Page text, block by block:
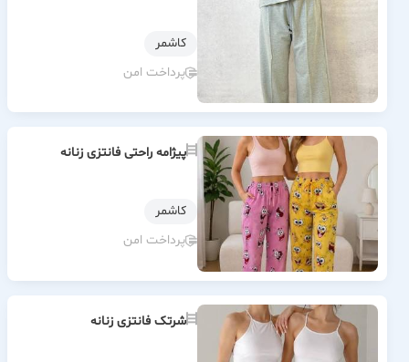
كاشمر
پرداخت امن
پیژامه راحتی فانتزی زنانه
كاشمر
پرداخت امن
شرتک فانتزی زنانه